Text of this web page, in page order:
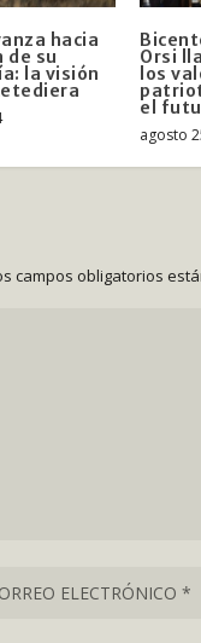
hacia
de su
la visión
Orsi
los
el
agosto
campos obligatorios